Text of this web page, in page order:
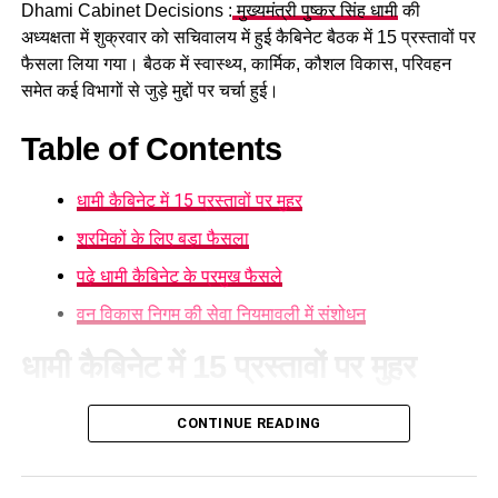
परिस्थिति में हुई और टक्कर के समय वाहन की गति कितनी थी, इन सभी
पहलुओं की जांच की जा रही है।
Dhami Cabinet Decisions :मुख्यमंत्री पुष्कर सिंह धामीकी
अध्यक्षता में शुक्रवार को सचिवालय में हुई कैबिनेट बैठक में 15 प्रस्तावों पर
फैसला लिया गया। बैठक में स्वास्थ्य, कार्मिक, कौशल विकास, परिवहन
समेत कई विभागों से जुड़े मुद्दों पर चर्चा हुई।
Table of Contents
धामी कैबिनेट में 15 प्रस्तावों पर मुहर
श्रमिकों के लिए बड़ा फैसला
पढ़े धामी कैबिनेट के प्रमुख फैसले
वन विकास निगम की सेवा नियमावली में संशोधन
आज हुई कैबिनेट की बैठक में 15 प्रस्तावों पर मुहर लगी है। कैबिनेट ने
गोपालन योजना में सामान्य वर्ग को भी शामिल करने का निर्णय लिया है।
CONTINUE READING